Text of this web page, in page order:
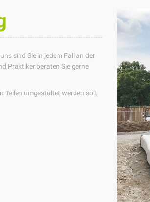
sind Sie in jedem Fall an der
Praktiker beraten Sie gerne
Teilen umgestaltet werden soll.